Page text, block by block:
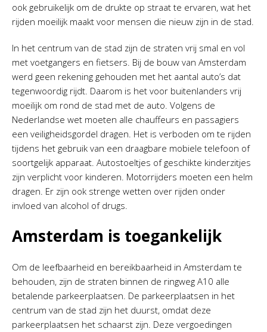
ook gebruikelijk om de drukte op straat te ervaren, wat het
rijden moeilijk maakt voor mensen die nieuw zijn in de stad.
In het centrum van de stad zijn de straten vrij smal en vol
met voetgangers en fietsers. Bij de bouw van Amsterdam
werd geen rekening gehouden met het aantal auto’s dat
tegenwoordig rijdt. Daarom is het voor buitenlanders vrij
moeilijk om rond de stad met de auto. Volgens de
Nederlandse wet moeten alle chauffeurs en passagiers
een veiligheidsgordel dragen. Het is verboden om te rijden
tijdens het gebruik van een draagbare mobiele telefoon of
soortgelijk apparaat. Autostoeltjes of geschikte kinderzitjes
zijn verplicht voor kinderen. Motorrijders moeten een helm
dragen. Er zijn ook strenge wetten over rijden onder
invloed van alcohol of drugs.
Amsterdam is toegankelijk
Om de leefbaarheid en bereikbaarheid in Amsterdam te
behouden, zijn de straten binnen de ringweg A10 alle
betalende parkeerplaatsen. De parkeerplaatsen in het
centrum van de stad zijn het duurst, omdat deze
parkeerplaatsen het schaarst zijn. Deze vergoedingen